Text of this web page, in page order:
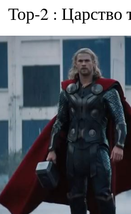
Тор-2 : Царство